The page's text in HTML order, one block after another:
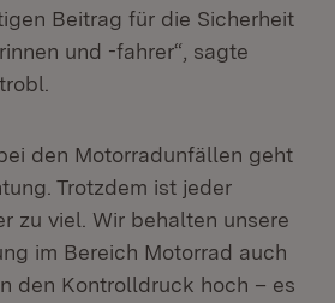
Beitrag für die Sicherheit
und -fahrer“, sagte
den Motorradunfällen geht
Trotzdem ist jeder
zu viel. Wir behalten unsere
im Bereich Motorrad auch
den Kontrolldruck hoch – es